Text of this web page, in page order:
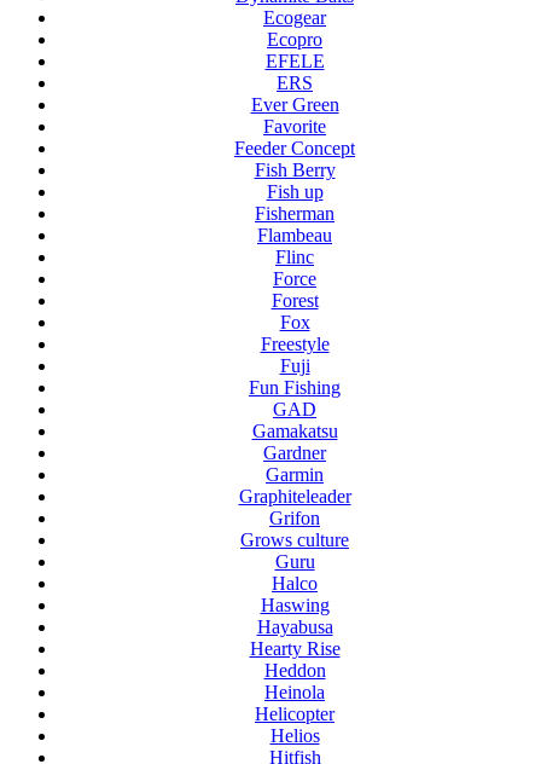
Ecogear
Ecopro
EFELE
ERS
Ever Green
Favorite
Feeder Concept
Fish Berry
Fish up
Fisherman
Flambeau
Flinc
Force
Forest
Fox
Freestyle
Fuji
Fun Fishing
GAD
Gamakatsu
Gardner
Garmin
Graphiteleader
Grifon
Grows culture
Guru
Halco
Haswing
Hayabusa
Hearty Rise
Heddon
Heinola
Helicopter
Helios
Hitfish